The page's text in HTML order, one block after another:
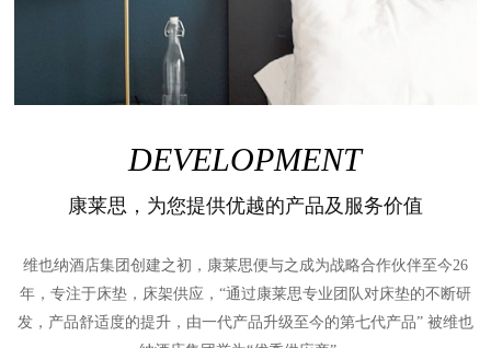
DEVELOPMENT
康莱思，为您提供优越的产品及服务价值
维也纳酒店集团创建之初，康莱思便与之成为战略合作伙伴至今26
年，专注于床垫，床架供应，“通过康莱思专业团队对床垫的不断研
发，产品舒适度的提升，由一代产品升级至今的第七代产品” 被维也